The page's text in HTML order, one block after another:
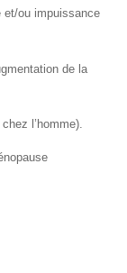
et/ou impuissance
de la
l’homme).